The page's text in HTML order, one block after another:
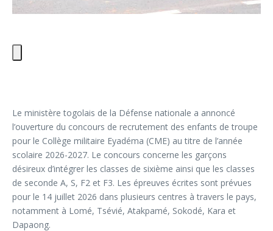
Le ministère togolais de la Défense nationale a annoncé
l’ouverture du concours de recrutement des enfants de troupe
pour le Collège militaire Eyadéma (CME) au titre de l’année
scolaire 2026-2027. Le concours concerne les garçons
désireux d’intégrer les classes de sixième ainsi que les classes
de seconde A, S, F2 et F3. Les épreuves écrites sont prévues
pour le 14 juillet 2026 dans plusieurs centres à travers le pays,
notamment à Lomé, Tsévié, Atakpamé, Sokodé, Kara et
Dapaong.